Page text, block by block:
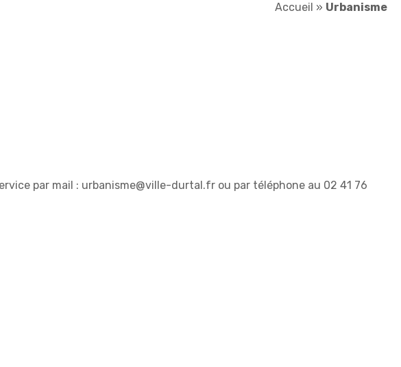
Accueil » Urbanisme
par mail : urbanisme@ville-durtal.fr ou par téléphone au 02 41 76